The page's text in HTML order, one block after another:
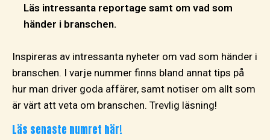
Läs intressanta reportage samt om vad som
händer i branschen.
Inspireras av intressanta nyheter om vad som händer i
branschen. I varje nummer finns bland annat tips på
hur man driver goda affärer, samt notiser om allt som
är värt att veta om branschen. Trevlig läsning!
Läs senaste numret här!